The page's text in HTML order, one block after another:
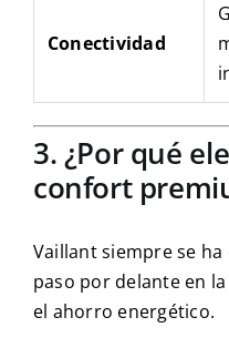
Conectividad
3. ¿Por qué
confort
Vaillant siempre se
paso por delante en
el ahorro energético.